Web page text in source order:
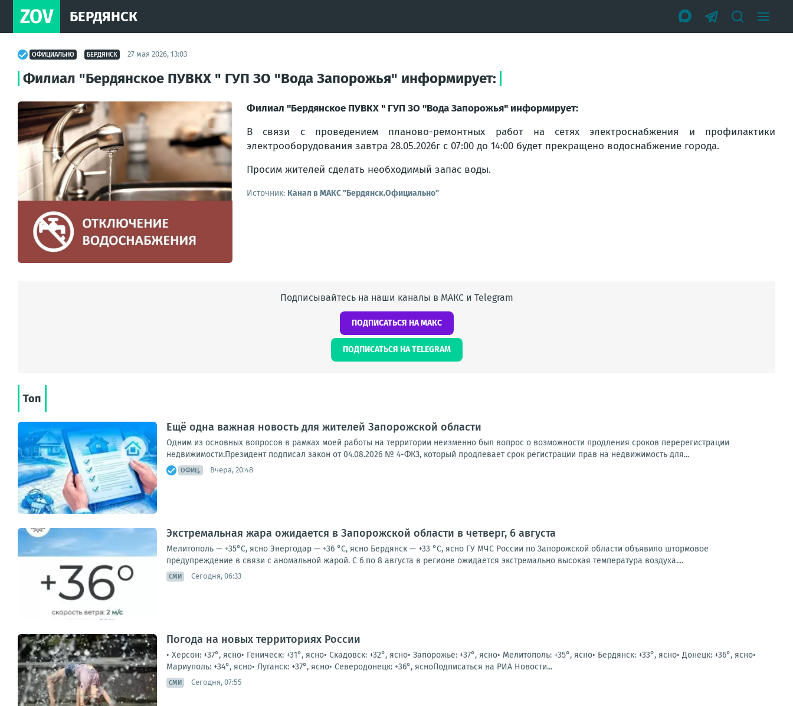
ZOV БЕРДЯНСК
ОФИЦИАЛЬНО БЕРДЯНСК 27 мая 2026, 13:03
Филиал "Бердянское ПУВКХ " ГУП ЗО "Вода Запорожья" информирует:
Филиал "Бердянское ПУВКХ " ГУП ЗО "Вода Запорожья" информирует:
В связи с проведением планово-ремонтных работ на сетях электроснабжения и профилактики
электрооборудования завтра 28.05.2026г с 07:00 до 14:00 будет прекращено водоснабжение города.
Просим жителей сделать необходимый запас воды.
Источник: Канал в МАКС "Бердянск.Официально"
Подписывайтесь на наши каналы в МАКС и Telegram
ПОДПИСАТЬСЯ НА МАКС
ПОДПИСАТЬСЯ НА TELEGRAM
Топ
Ещё одна важная новость для жителей Запорожской области
Одним из основных вопросов в рамках моей работы на территории неизменно был вопрос о возможности продления сроков перерегистрации
недвижимости.Президент подписал закон от 04.08.2026 № 4-ФКЗ, который продлевает срок регистрации прав на недвижимость для...
ОФИЦ. Вчера, 20:48
Экстремальная жара ожидается в Запорожской области в четверг, 6 августа
Мелитополь — +35°С, ясно Энергодар — +36 °С, ясно Бердянск — +33 °С, ясно ГУ МЧС России по Запорожской области объявило штормовое
предупреждение в связи с аномальной жарой. С 6 по 8 августа в регионе ожидается экстремально высокая температура воздуха....
СМИ Сегодня, 06:33
Погода на новых территориях России
• Херсон: +37°, ясно• Геническ: +31°, ясно• Скадовск: +32°, ясно• Запорожье: +37°, ясно• Мелитополь: +35°, ясно• Бердянск: +33°, ясно• Донецк: +36°, ясно•
Мариуполь: +34°, ясно• Луганск: +37°, ясно• Северодонецк: +36°, ясноПодписаться на РИА Новости...
СМИ Сегодня, 07:55